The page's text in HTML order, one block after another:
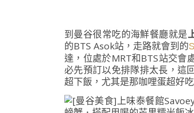
到曼谷很常吃的海鮮餐廳就是
的BTS Asok站，走路就會到的
達，位處於MRT和BTS站交會
必先預訂以免排隊排太長，這
超下飯，尤其是那咖哩蛋超好